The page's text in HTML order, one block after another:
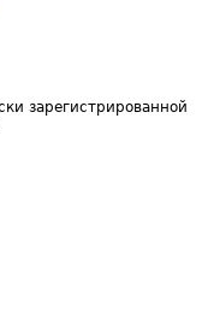
зарегистрированной